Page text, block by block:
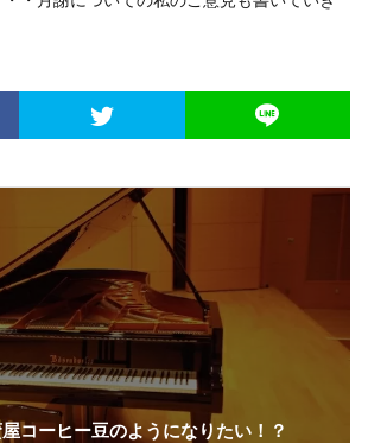
コーヒー豆のようになりたい！？